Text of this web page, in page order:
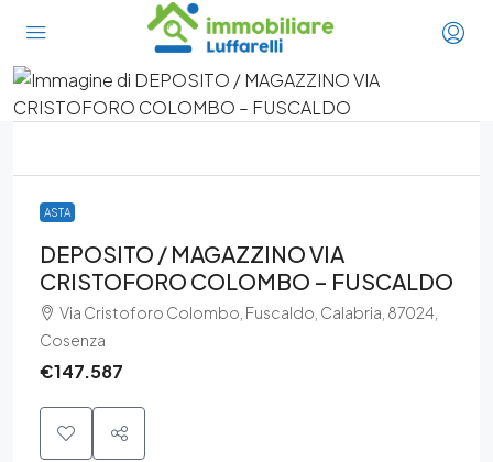
ASTA
DEPOSITO / MAGAZZINO VIA
CRISTOFORO COLOMBO – FUSCALDO
Via Cristoforo Colombo, Fuscaldo, Calabria, 87024,
Cosenza
€147.587